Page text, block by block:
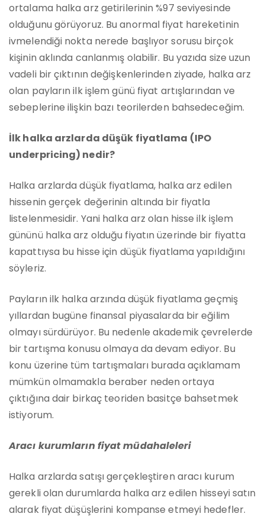
ortalama halka arz getirilerinin %97 seviyesinde
olduğunu görüyoruz. Bu anormal fiyat hareketinin
ivmelendiği nokta nerede başlıyor sorusu birçok
kişinin aklında canlanmış olabilir. Bu yazıda size uzun
vadeli bir çıktının değişkenlerinden ziyade, halka arz
olan payların ilk işlem günü fiyat artışlarından ve
sebeplerine ilişkin bazı teorilerden bahsedeceğim.
İlk halka arzlarda düşük fiyatlama (IPO
underpricing) nedir?
Halka arzlarda düşük fiyatlama, halka arz edilen
hissenin gerçek değerinin altında bir fiyatla
listelenmesidir. Yani halka arz olan hisse ilk işlem
gününü halka arz olduğu fiyatın üzerinde bir fiyatta
kapattıysa bu hisse için düşük fiyatlama yapıldığını
söyleriz.
Payların ilk halka arzında düşük fiyatlama geçmiş
yıllardan bugüne finansal piyasalarda bir eğilim
olmayı sürdürüyor. Bu nedenle akademik çevrelerde
bir tartışma konusu olmaya da devam ediyor. Bu
konu üzerine tüm tartışmaları burada açıklamam
mümkün olmamakla beraber neden ortaya
çıktığına dair birkaç teoriden basitçe bahsetmek
istiyorum.
Aracı kurumların fiyat müdahaleleri
Halka arzlarda satışı gerçekleştiren aracı kurum
gerekli olan durumlarda halka arz edilen hisseyi satın
alarak fiyat düşüşlerini kompanse etmeyi hedefler.